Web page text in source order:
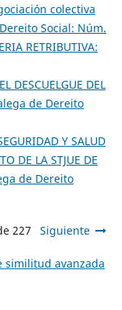
colectiva
Social: Núm.
RETRIBUTIVA:
EL DESCUELGUE DEL
de Dereito
Y SALUD
DE LA STJUE DE
de Dereito
227 Siguiente
similitud avanzada